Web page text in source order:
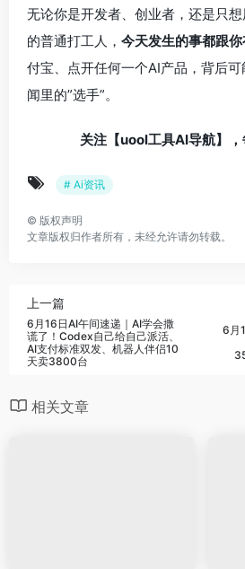
无论你是开发者、创业者，还是只
的普通打工人， 今天发生的事都跟
付宝、点开任何一个AI产品，背后
闻里的”选手”。
关注【uool工具AI导航】
# Ai资讯
© 版权声明
文章版权归作者所有，未经允许请勿转载。
上一篇
6月16日AI午间速递｜AI学会撒
谎了！Codex自己给自己派活、
AI支付标准双发、机器人伴侣10
天卖3800台
6月
相关文章